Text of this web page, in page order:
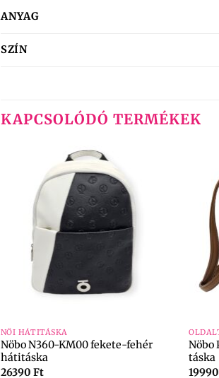
ANYAG
SZÍN
KAPCSOLÓDÓ TERMÉKEK
NŐI HÁTITÁSKA
Nöbo N360-KM00 fekete-fehér
hátitáska
26390 Ft
Nöbo
táska